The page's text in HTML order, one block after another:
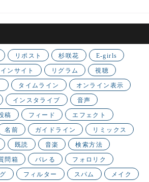
リポスト 杉咲花 E-girls
インサイト リグラム 視聴
タイムライン オンライン表示
インスタライブ 音声
稿 フィード エフェクト
名前 ガイドライン リミックス
既読 音楽 検索方法
問箱 バレる フォロリク
フィルター スパム メイク